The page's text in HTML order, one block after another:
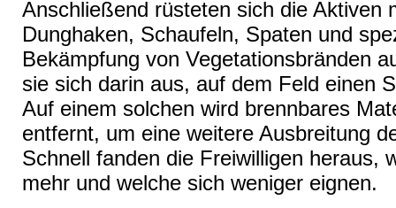
Anschließend rüsteten sich die Aktiven
Dunghaken, Schaufeln, Spaten und
Bekämpfung von Vegetationsbränden
sie sich darin aus, auf dem Feld einen
Auf einem solchen wird brennbares
entfernt, um eine weitere Ausbreitung
Schnell fanden die Freiwilligen heraus,
mehr und welche sich weniger eignen.